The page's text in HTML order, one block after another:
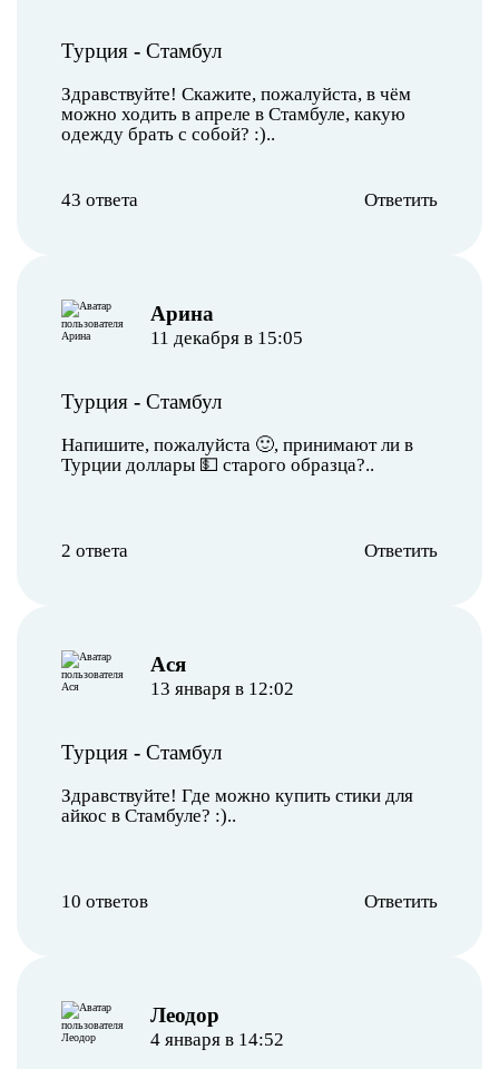
Турция - Стамбул
Здравствуйте! Скажите, пожалуйста, в чём
можно ходить в апреле в Стамбуле, какую
одежду брать с собой? :)..
43 ответа Ответить
Арина
11 декабря в 15:05
Турция - Стамбул
Напишите, пожалуйста 🙂, принимают ли в
Турции доллары 💵 старого образца?..
2 ответа Ответить
Ася
13 января в 12:02
Турция - Стамбул
Здравствуйте! Где можно купить стики для
айкос в Стамбуле? :)..
10 ответов Ответить
Леодор
4 января в 14:52